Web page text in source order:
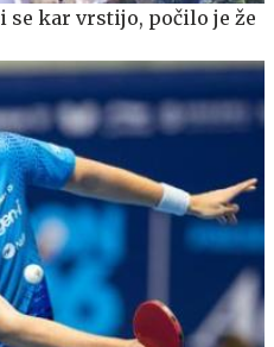
se kar vrstijo, počilo je že